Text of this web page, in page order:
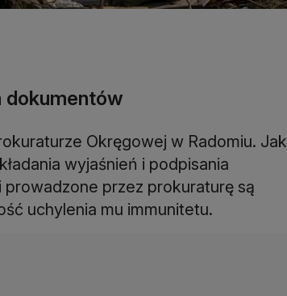
dokumentów
Okręgowej w Radomiu. Jak
wyjaśnień i podpisania
przez prokuraturę są
uchylenia mu immunitetu.